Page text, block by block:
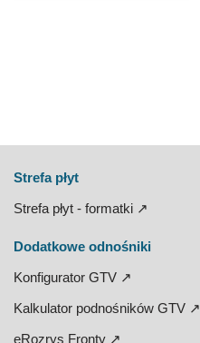
Strefa płyt
Strefa płyt - formatki ↗
Dodatkowe odnośniki
Konfigurator GTV ↗
Kalkulator podnośników GTV ↗
eRozrys Fronty ↗